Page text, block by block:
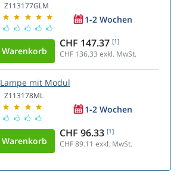
Z113177GLM
1-2 Wochen
CHF 147.37 [1]
CHF 136.33 exkl. MwSt.
Lampe mit Modul
Z113178ML
1-2 Wochen
CHF 96.33 [1]
CHF 89.11 exkl. MwSt.